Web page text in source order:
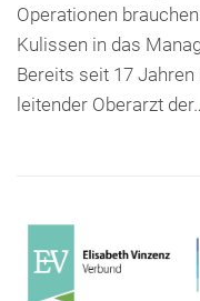
Operationen
Kulissen in das
Bereits seit 17
leitender Oberarzt